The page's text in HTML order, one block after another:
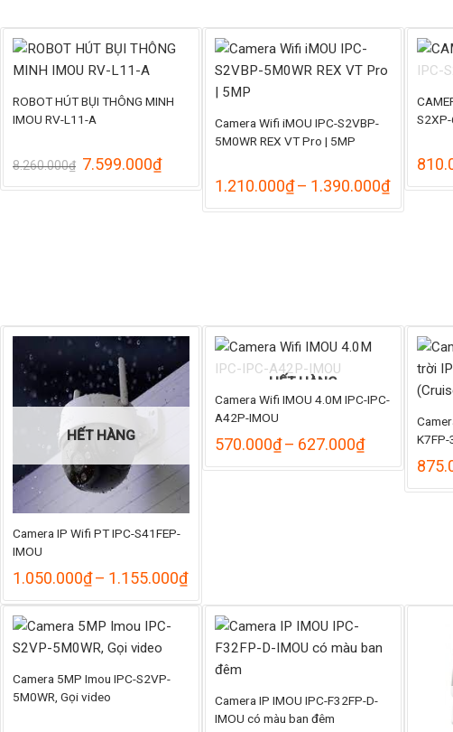
ROBOT HÚT BỤI THÔNG MINH
IMOU RV-L11-A
8.260.000₫ Giá
là:
7.599.000₫Giá
tại
Camera Wifi iMOU IPC-S2VBP-
5M0WR REX VT Pro | 5MP
1.210.000₫– 1.390.000₫Khoảng
từ
HẾT HÀNG
Camera IP Wifi PT IPC-S41FEP-
IMOU
1.050.000₫– 1.155.000₫Khoảng
từ
1.050.000₫
1.155.000₫
HẾT HÀNG
Camera Wifi IMOU 4.0M IPC-IPC-
A42P-IMOU
570.000₫– 627.000₫Khoảng
từ
570.000₫
K7FP-
Camera 5MP Imou IPC-S2VP-
5M0WR, Gọi video
Camera IP IMOU IPC-F32FP-D-
IMOU có màu ban đêm